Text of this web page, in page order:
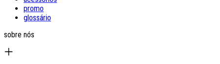
promo
glossário
sobre nós